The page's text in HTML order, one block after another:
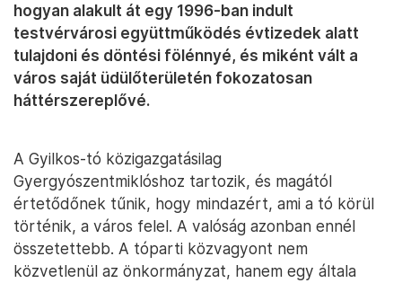
hogyan alakult át egy 1996-ban indult
testvérvárosi együttműködés évtizedek alatt
tulajdoni és döntési fölénnyé, és miként vált a
város saját üdülőterületén fokozatosan
háttérszereplővé.
A Gyilkos-tó közigazgatásilag
Gyergyószentmiklóshoz tartozik, és magától
értetődőnek tűnik, hogy mindazért, ami a tó körül
történik, a város felel. A valóság azonban ennél
összetettebb. A tóparti közvagyont nem
közvetlenül az önkormányzat, hanem egy általa